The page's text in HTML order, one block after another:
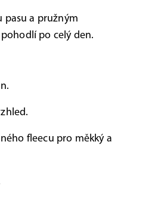
pasu a pružným
po celý den.
fleecu pro měkký a